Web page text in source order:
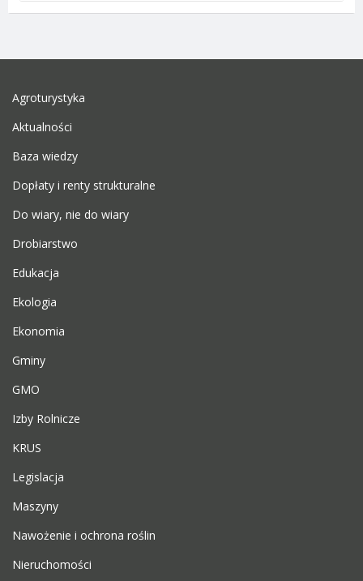
Agroturystyka
Aktualności
Baza wiedzy
Dopłaty i renty strukturalne
Do wiary, nie do wiary
Drobiarstwo
Edukacja
Ekologia
Ekonomia
Gminy
GMO
Izby Rolnicze
KRUS
Legislacja
Maszyny
Nawożenie i ochrona roślin
Nieruchomości